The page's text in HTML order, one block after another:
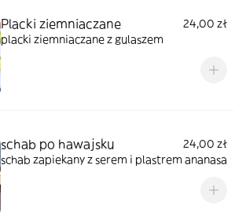
Placki ziemniaczane
24,00 zł
placki ziemniaczane z gulaszem
schab po hawajsku
24,00 zł
schab zapiekany z serem i plastrem ananasa